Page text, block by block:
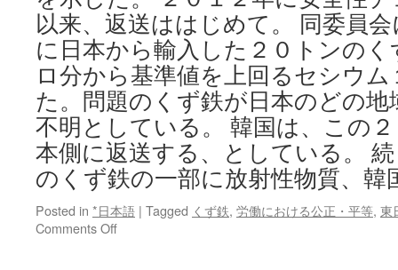
以来、返送ははじめて。 同委員
に日本から輸入した２０トンの
ロ分から基準値を上回るセシウ
た。問題のくず鉄が日本のどの
不明としている。 韓国は、この
本側に返送する、としている。
のくず鉄の一部に放射性物質、韓
Posted in *日本語 | Tagged くず鉄, 労働における公正・平等, 東
Comments Offon